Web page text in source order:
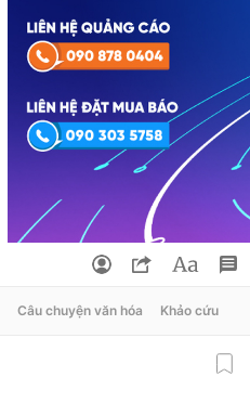
Câu chuyện văn hóa Khảo cứu